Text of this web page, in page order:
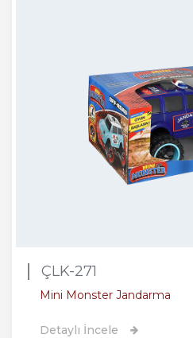
ÇLK-271
Mini Monster Jandarma
Detaylı İncele